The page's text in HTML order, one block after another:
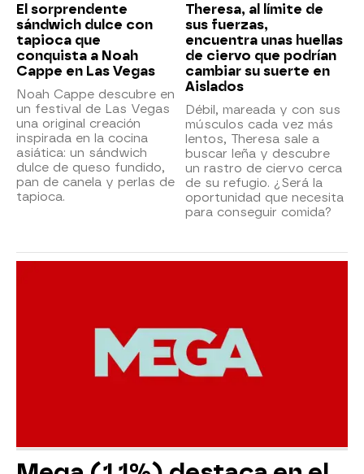
El sorprendente
sándwich dulce con
tapioca que
conquista a Noah
Cappe en Las Vegas
Noah Cappe descubre en
un festival de Las Vegas
una original creación
inspirada en la cocina
asiática: un sándwich
dulce de queso fundido,
pan de canela y perlas de
tapioca.
Theresa, al límite de
sus fuerzas,
encuentra unas huellas
de ciervo que podrían
cambiar su suerte en
Aislados
Débil, mareada y con sus
músculos cada vez más
lentos, Theresa sale a
buscar leña y descubre
un rastro de ciervo cerca
de su refugio. ¿Será la
oportunidad que necesita
para conseguir comida?